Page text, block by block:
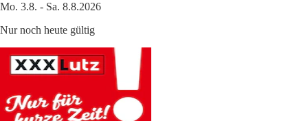
Mo. 3.8. - Sa. 8.8.2026
Nur noch heute gültig